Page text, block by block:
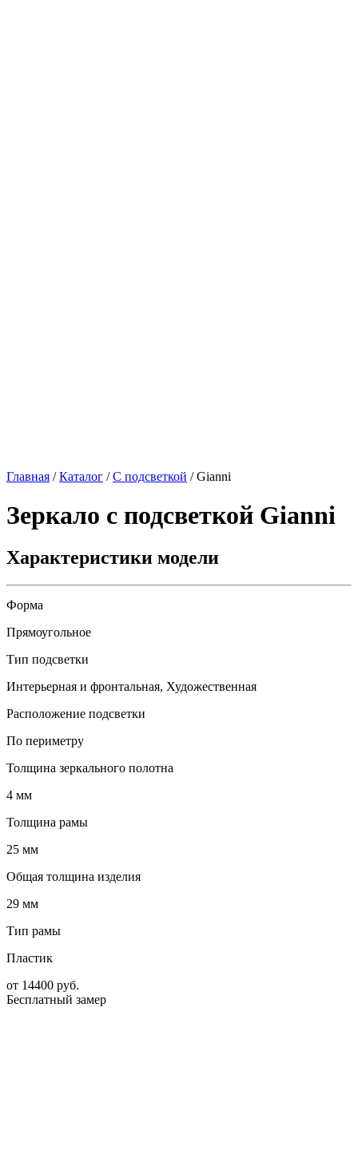
Главная /Каталог /С подсветкой /Gianni
Зеркало с подсветкой Gianni
Характеристики модели
Форма
Прямоугольное
Тип подсветки
Интерьерная и фронтальная, Художественная
Расположение подсветки
По периметру
Толщина зеркального полотна
4 мм
Толщина рамы
25 мм
Общая толщина изделия
29 мм
Тип рамы
Пластик
от 14400 руб.
Бесплатный замер